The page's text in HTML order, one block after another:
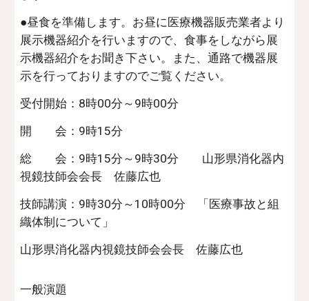
●昼食を準備します。お昼に医療機器販売業者より
展示機器紹介を行いますので、食事をしながら展
示機器紹介をお聞き下さい。また、通路で機器展
示を行っておりますのでご覧ください。
受付開始：8時00分～9時00分
開 会：9時15分
総 会：9時15分～9時30分 山形県消化器内
視鏡技師会会長 佐藤広也
技師講演：9時30分～10時00分 「医療事故と組
織体制について」
山形県消化器内視鏡技師会会長 佐藤広也
一般演題